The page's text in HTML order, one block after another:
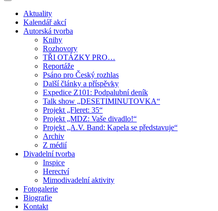
Aktuality
Kalendář akcí
Autorská tvorba
Knihy
Rozhovory
TŘI OTÁZKY PRO…
Reportáže
Psáno pro Český rozhlas
Další články a příspěvky
Expedice Z101: Podpalubní deník
Talk show „DESETIMINUTOVKA“
Projekt „Fleret: 35“
Projekt „MDZ: Vaše divadlo!“
Projekt „A.V. Band: Kapela se představuje“
Archiv
Z médií
Divadelní tvorba
Inspice
Herectví
Mimodivadelní aktivity
Fotogalerie
Biografie
Kontakt